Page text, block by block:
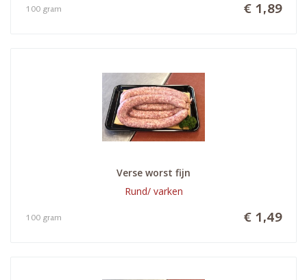
€ 1,89
100 gram
Verse worst fijn
Rund/ varken
€ 1,49
100 gram